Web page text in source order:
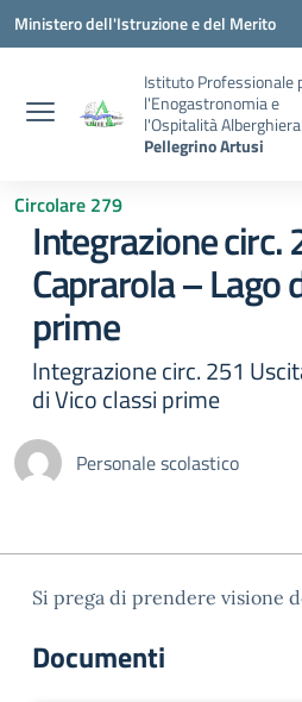
Vai ai contenuti
Vai al menu di navigazione
Vai al footer
Ministero dell'Istruzione e del Merito
Istituto Professionale
l'Enogastronomia e
l'Ospitalità Alberghiera
Pellegrino Artusi
Circolare 279
Integrazione circ.
Caprarola – Lago
prime
Integrazione circ. 251
di Vico classi prime
Personale scolastico
Si prega di prendere visione
Documenti